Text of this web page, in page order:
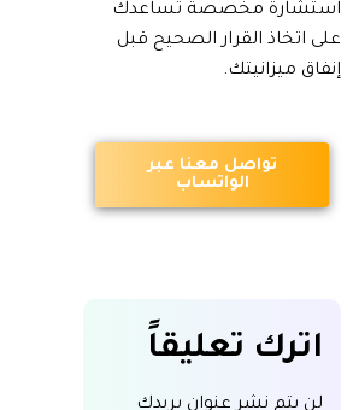
استشارة مخصصة تساعدك
على اتخاذ القرار الصحيح قبل
إنفاق ميزانيتك.
تواصل معنا عبر
الواتساب
اترك تعليقاً
لن يتم نشر عنوان بريدك